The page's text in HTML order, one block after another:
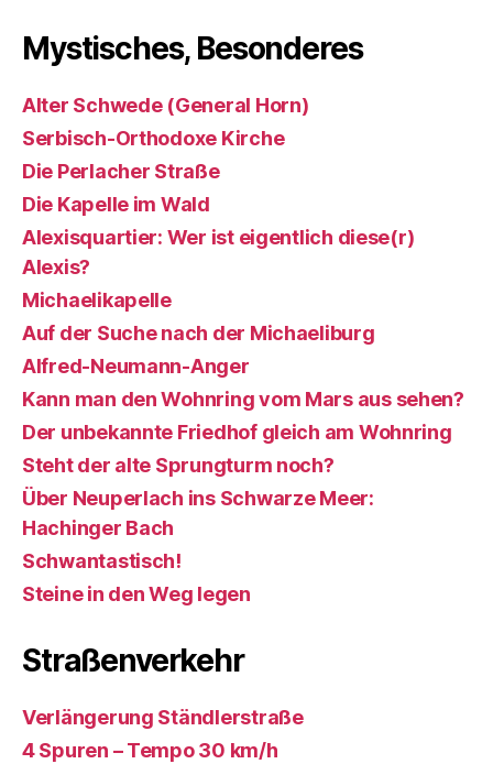
Mystisches, Besonderes
Alter Schwede (General Horn)
Serbisch-Orthodoxe Kirche
Die Perlacher Straße
Die Kapelle im Wald
Alexisquartier: Wer ist eigentlich diese(r)
Alexis?
Michaelikapelle
Auf der Suche nach der Michaeliburg
Alfred-Neumann-Anger
Kann man den Wohnring vom Mars aus sehen?
Der unbekannte Friedhof gleich am Wohnring
Steht der alte Sprungturm noch?
Über Neuperlach ins Schwarze Meer:
Hachinger Bach
Schwantastisch!
Steine in den Weg legen
Straßenverkehr
Verlängerung Ständlerstraße
4 Spuren – Tempo 30 km/h